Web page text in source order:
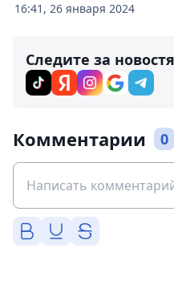
16:41, 26 января 2024
Следите за
Комментарии 0